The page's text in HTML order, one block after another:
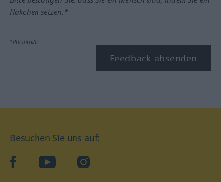
Häkchen setzen.*
*Pflichtfeld
Feedback absenden
Besuchen Sie uns auf:
facebookYouTube Instagram